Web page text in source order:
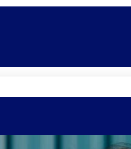
Equipe